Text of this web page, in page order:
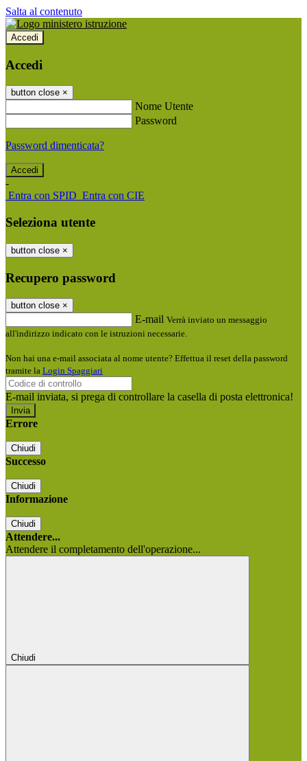
Salta al contenuto
Accedi
Accedi
button close ×
Nome Utente
Password
Password dimenticata?
-
Entra con SPID Entra con CIE
Seleziona utente
button close ×
Recupero password
button close ×
E-mail Verrà inviato un messaggio
all'indirizzo indicato con le istruzioni necessarie.
Non hai una e-mail associata al nome utente? Effettua il reset della password
tramite la Login Spaggiari
E-mail inviata, si prega di controllare la casella di posta elettronica!
Errore
Chiudi
Successo
Chiudi
Informazione
Chiudi
Attendere...
Attendere il completamento dell'operazione...
Chiudi